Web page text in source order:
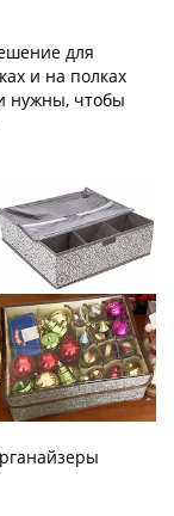
для
и на полках
нужны, чтобы